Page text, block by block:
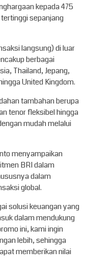
kepada 475
sepanjang
langsung) di luar
berbagai
Thailand, Jepang,
United Kingdom.
tambahan berupa
tenor fleksibel hingga
mudah melalui
menyampaikan
BRI dalam
dalam
global.
solusi keuangan yang
dalam mendukung
ini, kami ingin
lebih, sehingga
memberikan nilai